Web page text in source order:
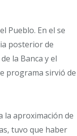
Pueblo. En el se
posterior de
la Banca y el
programa sirvió de
la aproximación de
tuvo que haber